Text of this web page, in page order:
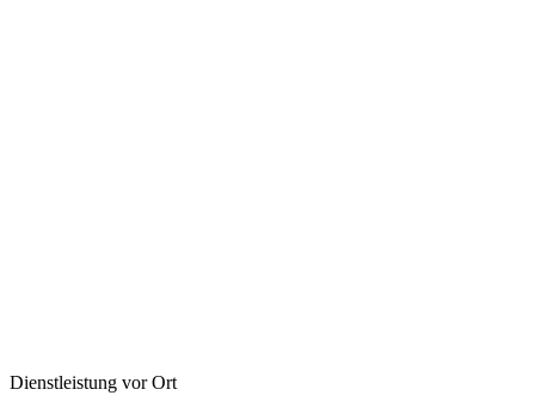
Dienstleistung vor Ort